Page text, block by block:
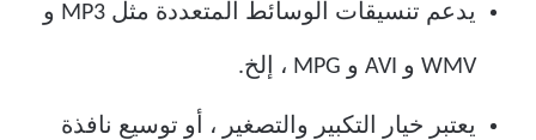
يدعم تنسيقات الوسائط المتعددة مثل MP3 و
WMV و AVI و MPG ، إلخ.
يعتبر خيار التكبير والتصغير ، أو توسيع نافذة